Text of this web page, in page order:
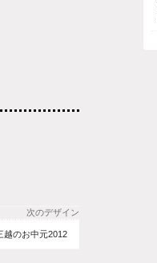
次のデザイン
越のお中元2012